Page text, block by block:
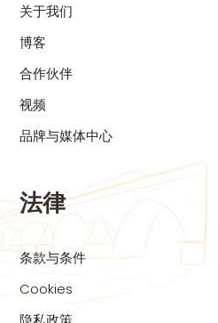
关于我们
博客
合作伙伴
视频
品牌与媒体中心
法律
条款与条件
Cookies